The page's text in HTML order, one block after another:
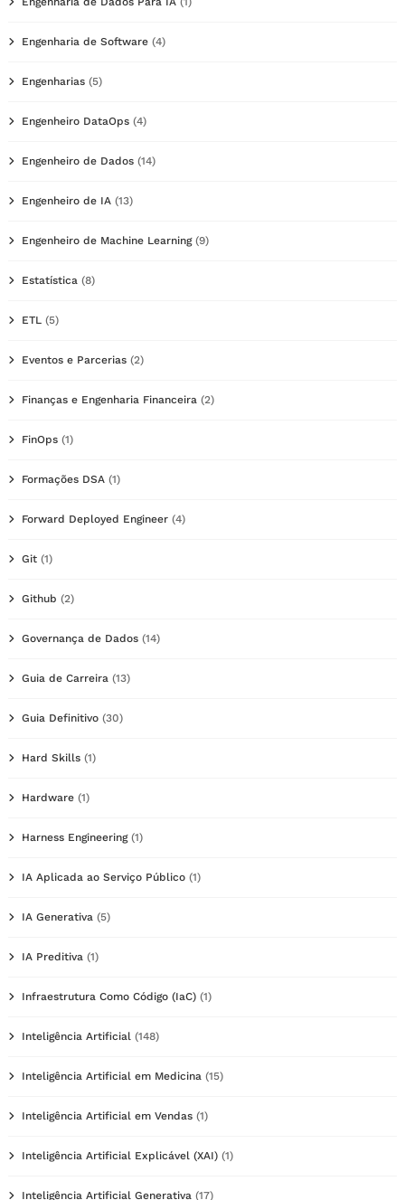
Engenharia de Software (4)
Engenharias (5)
Engenheiro DataOps (4)
Engenheiro de Dados (14)
Engenheiro de IA (13)
Engenheiro de Machine Learning(9)
Estatística (8)
ETL (5)
Eventos e Parcerias (2)
Finanças e Engenharia Financeira (2)
FinOps (1)
Formações DSA (1)
Forward Deployed Engineer (4)
Git (1)
Github (2)
Governança de Dados (14)
Guia de Carreira (13)
Guia Definitivo (30)
Hard Skills (1)
Hardware (1)
Harness Engineering(1)
IA Aplicada ao Serviço Público (1)
IA Generativa (5)
IA Preditiva (1)
Infraestrutura Como Código (IaC) (1)
Inteligência Artificial (148)
Inteligência Artificial em Medicina (15)
Inteligência Artificial em Vendas (1)
Inteligência Artificial Explicável (XAI) (1)
Inteligência Artificial Generativa (17)